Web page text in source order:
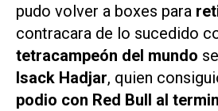
pudo volver a boxes para
contracara de lo sucedido
tetracampeón del mundo
Isack Hadjar, quien
podio con Red Bull al